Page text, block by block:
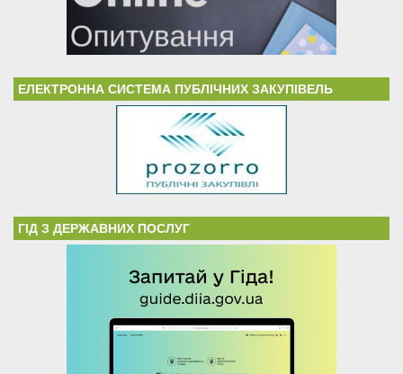
ЕЛЕКТРОННА СИСТЕМА ПУБЛІЧНИХ ЗАКУПІВЕЛЬ
ГІД З ДЕРЖАВНИХ ПОСЛУГ